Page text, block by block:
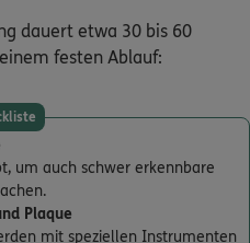
dauert etwa 30 bis 60
festen Ablauf:
um auch schwer erkennbare
Plaque
mit speziellen Instrumenten